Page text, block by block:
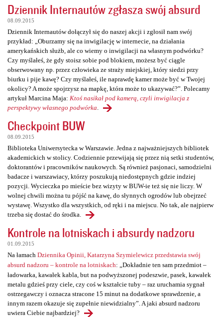
Dziennik Internautów zgłasza swój absurd
08.09.2015
Dziennik Internautów dołączył się do naszej akcji i zgłosił nam swój
przykład: „Oburzamy się na inwigilację w internecie, na działania
amerykańskich służb, ale co wiemy o inwigilacji na własnym podwórku?
Czy myślałeś, że gdy stoisz sobie pod blokiem, możesz być ciągle
obserwowany np. przez człowieka ze straży miejskiej, który siedzi przy
biurku i pije kawę? Czy myślałeś, ile naprawdę kamer może być w Twojej
okolicy? A może spojrzysz na mapkę, która może to ukazywać?”. Polecamy
artykuł Marcina Maja: Ktoś nasikał pod kamerą, czyli inwigilacja z
perspektywy własnego podwórka
Checkpoint BUW
08.09.2015
Biblioteka Uniwersytecka w Warszawie. Jedna z najważniejszych bibliotek
akademickich w stolicy. Codziennie przewijają się przez nią setki studentów,
doktorantów i pracowników naukowych. Są również pasjonaci, samodzielni
badacze i warszawiacy, którzy poszukują niedostępnych gdzie indziej
pozycji. Wycieczka po mieście bez wizyty w BUW-ie też się nie liczy. W
wolnej chwili można tu pójść na kawę, do słynnych ogrodów lub obejrzeć
wystawę. Wszystko dla wszystkich, od ręki i na miejscu. No tak, ale najpierw
trzeba się dostać do środka.
Kontrole na lotniskach i absurdy nadzoru
01.09.2015
Na łamach Dziennika Opinii, Katarzyna Szymielewicz przedstawia swój
absurd nadzoru – kontrole na lotniskach: „Dokładnie ten sam przedmiot –
ładowarka, kawałek kabla, but na podwyższonej podeszwie, pasek, kawałek
metalu gdzieś przy ciele, czy coś w kształcie tuby – raz uruchamia sygnał
ostrzegawczy i oznacza stracone 15 minut na dodatkowe sprawdzenie, a
innym razem okazuje się zupełnie niewidzialny”. A jaki absurd nadzoru
uwiera Ciebie najbardziej?